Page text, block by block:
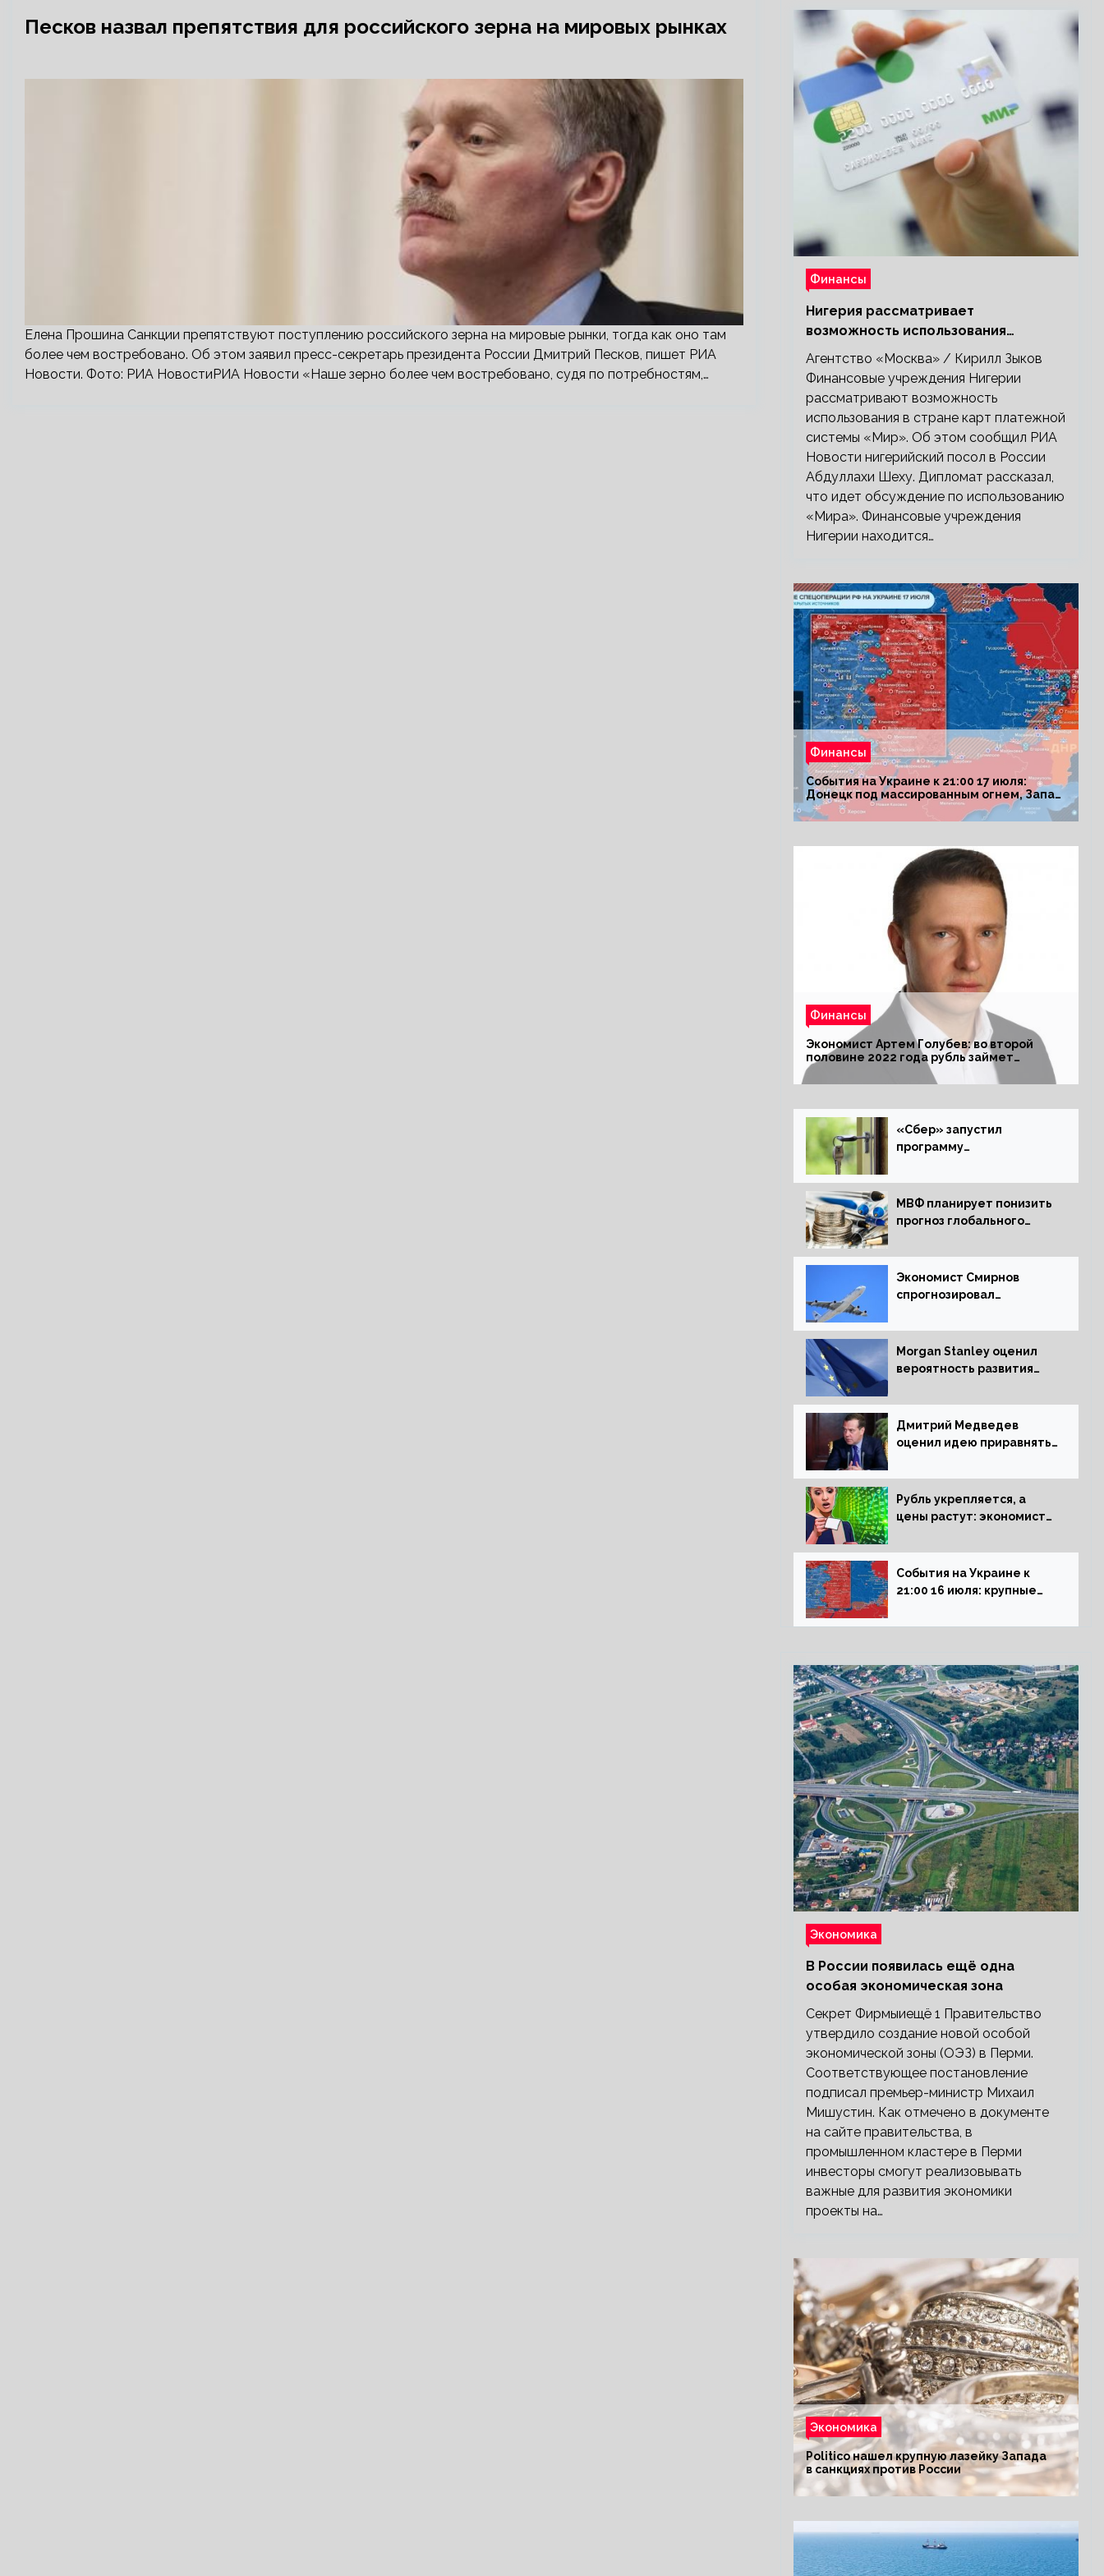
Песков назвал препятствия для российского зерна на мировых рынках
Елена Прошина Санкции препятствуют поступлению российского зерна на мировые рынки, тогда как оно там
более чем востребовано. Об этом заявил пресс-секретарь президента России Дмитрий Песков, пишет РИА
Новости. Фото: РИА НовостиРИА Новости «Наше зерно более чем востребовано, судя по потребностям,…
Финансы
Нигерия рассматривает
возможность использования
платежной системы «Мир»
Агентство «Москва» / Кирилл Зыков
Финансовые учреждения Нигерии
рассматривают возможность
использования в стране карт платежной
системы «Мир». Об этом сообщил РИА
Новости нигерийский посол в России
Абдуллахи Шеху. Дипломат рассказал,
что идет обсуждение по использованию
«Мира». Финансовые учреждения
Нигерии находится…
Финансы
События на Украине к 21:00 17 июля:
Донецк под массированным огнем, Запад
поставил Киеву ультиматум
Финансы
Экономист Артем Голубев: во второй
половине 2022 года рубль займет
комфортный курс
«Сбер» запустил
программу
ипотечных займов
МВФ планирует понизить
прогноз глобального
следующем отчете
Экономист Смирнов
спрогнозировал
авиабилетов в России
Morgan Stanley оценил
вероятность развития
Дмитрий Медведев
оценил идею приравнять
блокадникам
Рубль укрепляется, а
цены растут: экономист
падающего доллара на
рынок РФ
События на Украине к
21:00 16 июля: крупные
Северском, Киев
Экономика
В России появилась ещё одна
особая экономическая зона
Секрет Фирмыиещё 1 Правительство
утвердило создание новой особой
экономической зоны (ОЭЗ) в Перми.
Соответствующее постановление
подписал премьер-министр Михаил
Мишустин. Как отмечено в документе
на сайте правительства, в
промышленном кластере в Перми
инвесторы смогут реализовывать
важные для развития экономики
проекты на…
Экономика
Politico нашел крупную лазейку Запада
в санкциях против России